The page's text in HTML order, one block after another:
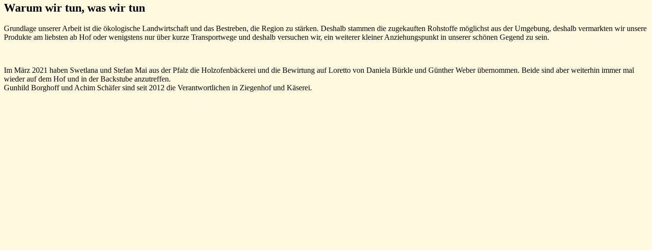
Warum wir tun, was wir tun
Grundlage unserer Arbeit ist die ökologische Landwirtschaft und das Bestreben, die Region zu stärken. Deshalb stammen die zugekauften Rohstoffe möglichst aus der Umgebung, deshalb vermarkten wir unsere
Produkte am liebsten ab Hof oder wenigstens nur über kurze Transportwege und deshalb versuchen wir, ein weiterer kleiner Anziehungspunkt in unserer schönen Gegend zu sein.
Im März 2021 haben Swetlana und Stefan Mai aus der Pfalz die Holzofenbäckerei und die Bewirtung auf Loretto von Daniela Bürkle und Günther Weber übernommen. Beide sind aber weiterhin immer mal
wieder auf dem Hof und in der Backstube anzutreffen.
Gunhild Borghoff und Achim Schäfer sind seit 2012 die Verantwortlichen in Ziegenhof und Käserei.